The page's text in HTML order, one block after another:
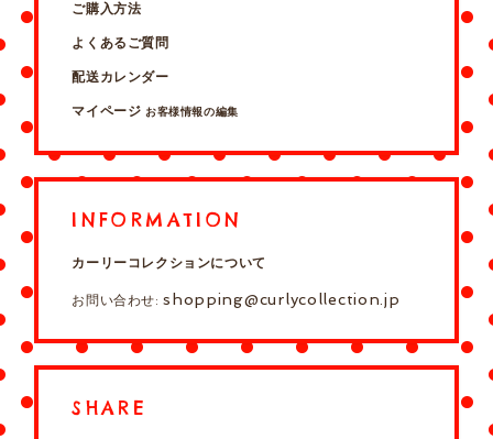
ご購入方法
よくあるご質問
配送カレンダー
マイページ お客様情報の編集
INFORMATION
カーリーコレクションについて
お問い合わせ:shopping@curlycollection.jp
SHARE